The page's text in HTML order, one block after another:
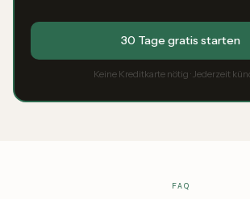
30 Tage gratis starten
Keine Kreditkarte nötig · Jederzeit
FAQ